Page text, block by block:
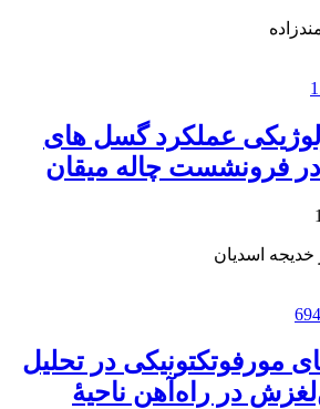
عملکرد گسل های
در فرونشست چاله میقان
خدیجه اسدیان
مورفوتکتونیکی در تحلیل
در راه‌آهن ناحیۀ